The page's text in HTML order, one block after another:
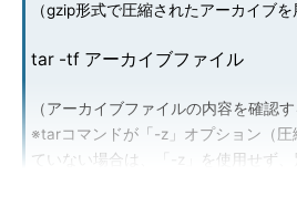
（gzip形式で圧縮されたアーカイブを
tar -tf アーカイブファイル
（アーカイブファイルの内容を確認す
※tarコマンドが「-z」オプション（圧
ていない場合は、「-z」を使用せず